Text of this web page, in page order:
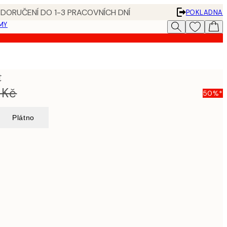
DO 1-3 PRACOVNÍCH DNÍ
POKLADNA
50%*
Plátno